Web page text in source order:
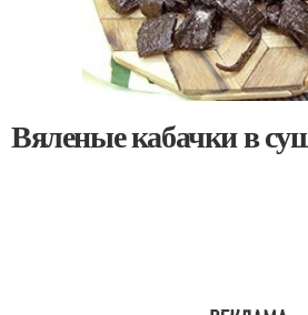
Вяленые кабачки в